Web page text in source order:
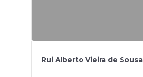
Rui Alberto Vieira de Sousa